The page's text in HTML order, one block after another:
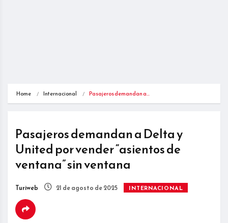
Home Internacional Pasajeros demandan a…
Pasajeros demandan a Delta y
United por vender “asientos de
ventana” sin ventana
Turiweb 21 de agosto de 2025 INTERNACIONAL